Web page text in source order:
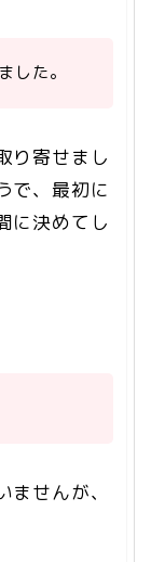
した。
り寄せまし
で、最初に
に決めてし
せんが、